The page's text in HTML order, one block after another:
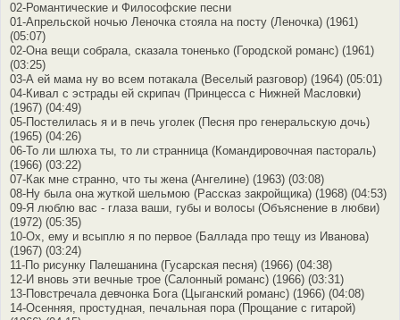
02-Романтические и Философские песни
01-Апрельской ночью Леночка стояла на посту (Леночка) (1961)
(05:07)
02-Она вещи собрала, сказала тоненько (Городской романс) (1961)
(03:25)
03-А ей мама ну во всем потакала (Веселый разговор) (1964) (05:01)
04-Кивал с эстрады ей скрипач (Принцесса с Нижней Масловки)
(1967) (04:49)
05-Постелилась я и в печь уголек (Песня про генеральскую дочь)
(1965) (04:26)
06-То ли шлюха ты, то ли странница (Командировочная пастораль)
(1966) (03:22)
07-Как мне странно, что ты жена (Ангелине) (1963) (03:08)
08-Ну была она жуткой шельмою (Рассказ закройщика) (1968) (04:53)
09-Я люблю вас - глаза ваши, губы и волосы (Объяснение в любви)
(1972) (05:35)
10-Ох, ему и всыплю я по первое (Баллада про тещу из Иванова)
(1967) (03:24)
11-По рисунку Палешанина (Гусарская песня) (1966) (04:38)
12-И вновь эти вечные трое (Салонный романс) (1966) (03:31)
13-Повстречала девчонка Бога (Цыганский романс) (1966) (04:08)
14-Осенняя, простудная, печальная пора (Прощание с гитарой)